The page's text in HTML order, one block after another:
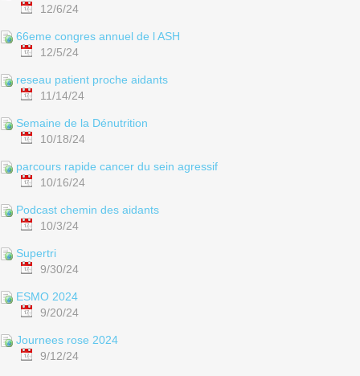
12/6/24
66eme congres annuel de l ASH
12/5/24
reseau patient proche aidants
11/14/24
Semaine de la Dénutrition
10/18/24
parcours rapide cancer du sein agressif
10/16/24
Podcast chemin des aidants
10/3/24
Supertri
9/30/24
ESMO 2024
9/20/24
Journees rose 2024
9/12/24